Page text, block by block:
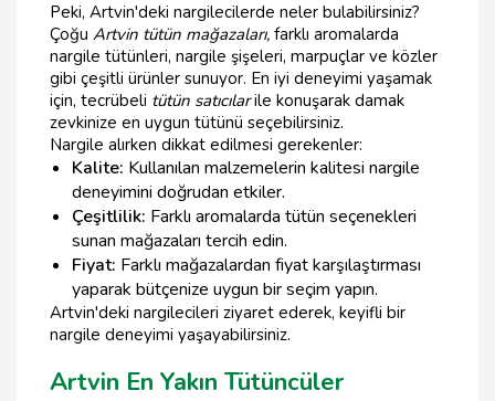
Peki, Artvin'deki nargilecilerde neler bulabilirsiniz?
Çoğu Artvin tütün mağazaları, farklı aromalarda
nargile tütünleri, nargile şişeleri, marpuçlar ve közler
gibi çeşitli ürünler sunuyor. En iyi deneyimi yaşamak
için, tecrübeli tütün satıcılarile konuşarak damak
zevkinize en uygun tütünü seçebilirsiniz.
Nargile alırken dikkat edilmesi gerekenler:
Kalite: Kullanılan malzemelerin kalitesi nargile
deneyimini doğrudan etkiler.
Çeşitlilik: Farklı aromalarda tütün seçenekleri
sunan mağazaları tercih edin.
Fiyat: Farklı mağazalardan fiyat karşılaştırması
yaparak bütçenize uygun bir seçim yapın.
Artvin'deki nargilecileri ziyaret ederek, keyifli bir
nargile deneyimi yaşayabilirsiniz.
Artvin En Yakın Tütüncüler